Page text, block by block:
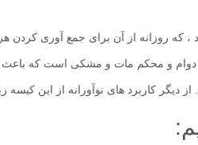
روزانه از آن برای جمع آوری کردن
با دوام و محکم مات و مشکی است که
دیگر کاربرد های نوآورانه از این